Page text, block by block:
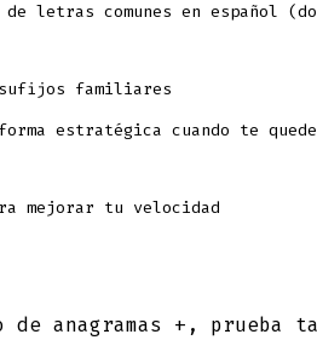
letras comunes en español
familiares
estratégica cuando te
mejorar tu velocidad
anagramas +, prueba